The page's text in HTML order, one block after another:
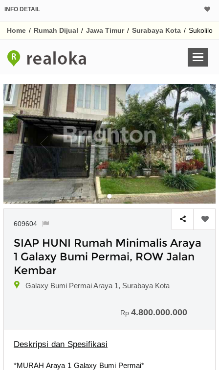
INFO DETAIL
Home / Rumah Dijual / Jawa Timur / Surabaya Kota / Sukolilo
609604
SIAP HUNI Rumah Minimalis Araya
1 Galaxy Bumi Permai, ROW Jalan
Kembar
Galaxy Bumi Permai Araya 1, Surabaya Kota
Rp 4.800.000.000
Deskripsi dan Spesifikasi
*MURAH Araya 1 Galaxy Bumi Permai*
Harga Rp
Untuk hasil simulasi
pada kotak-
Simpan